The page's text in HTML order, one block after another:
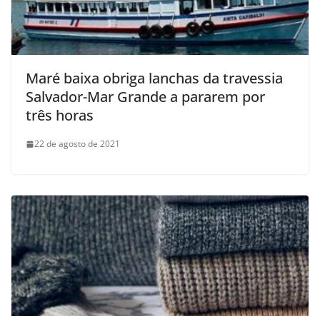
Maré baixa obriga lanchas da travessia
Salvador-Mar Grande a pararem por
três horas
22 de agosto de 2021